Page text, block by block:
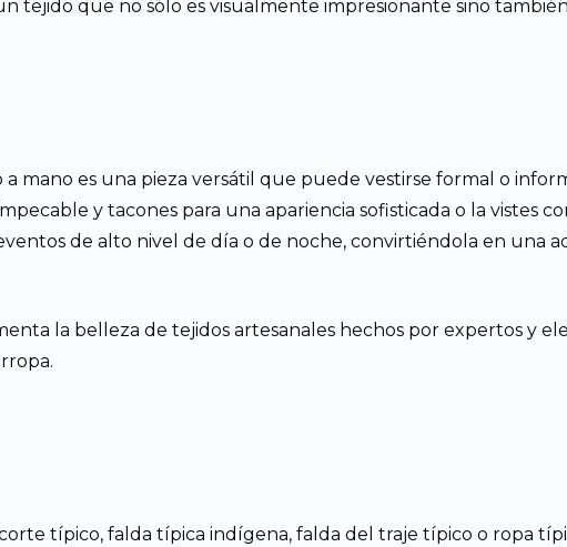
tejido que no sólo es visualmente impresionante sino
mano es una pieza versátil que puede vestirse formal o
y tacones para una apariencia sofisticada o la vistes
de alto nivel de día o de noche, convirtiéndola en una
la belleza de tejidos artesanales hechos por expertos y
típico, falda típica indígena, falda del traje típico o ropa